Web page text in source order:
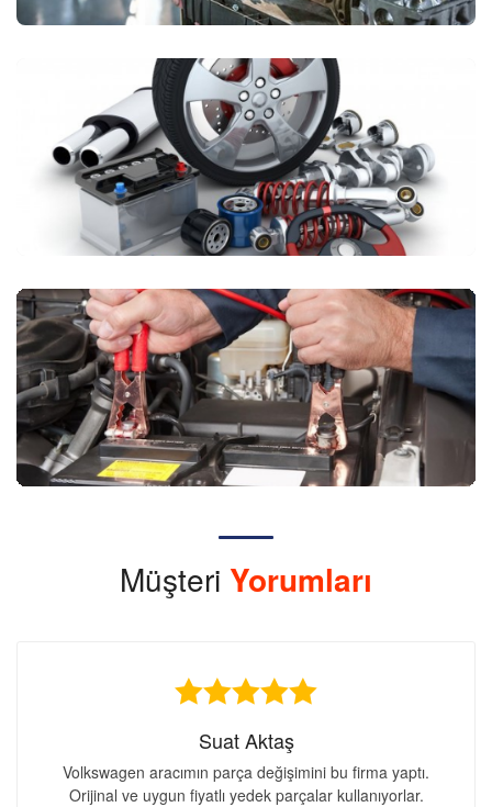
Müşteri Yorumları
Suat Aktaş
Volkswagen aracımın parça değişimini bu firma yaptı.
Orijinal ve uygun fiyatlı yedek parçalar kullanıyorlar.